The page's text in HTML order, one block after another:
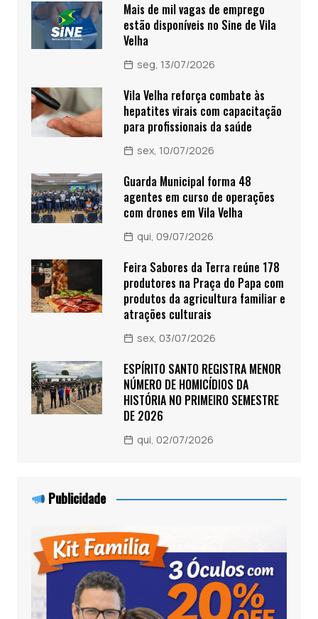
Mais de mil vagas de emprego
estão disponíveis no Sine de Vila
Velha
seg, 13/07/2026
Vila Velha reforça combate às
hepatites virais com capacitação
para profissionais da saúde
sex, 10/07/2026
Guarda Municipal forma 48
agentes em curso de operações
com drones em Vila Velha
qui, 09/07/2026
Feira Sabores da Terra reúne 178
produtores na Praça do Papa com
produtos da agricultura familiar e
atrações culturais
sex, 03/07/2026
ESPÍRITO SANTO REGISTRA MENOR
NÚMERO DE HOMICÍDIOS DA
HISTÓRIA NO PRIMEIRO SEMESTRE
DE 2026
qui, 02/07/2026
Publicidade